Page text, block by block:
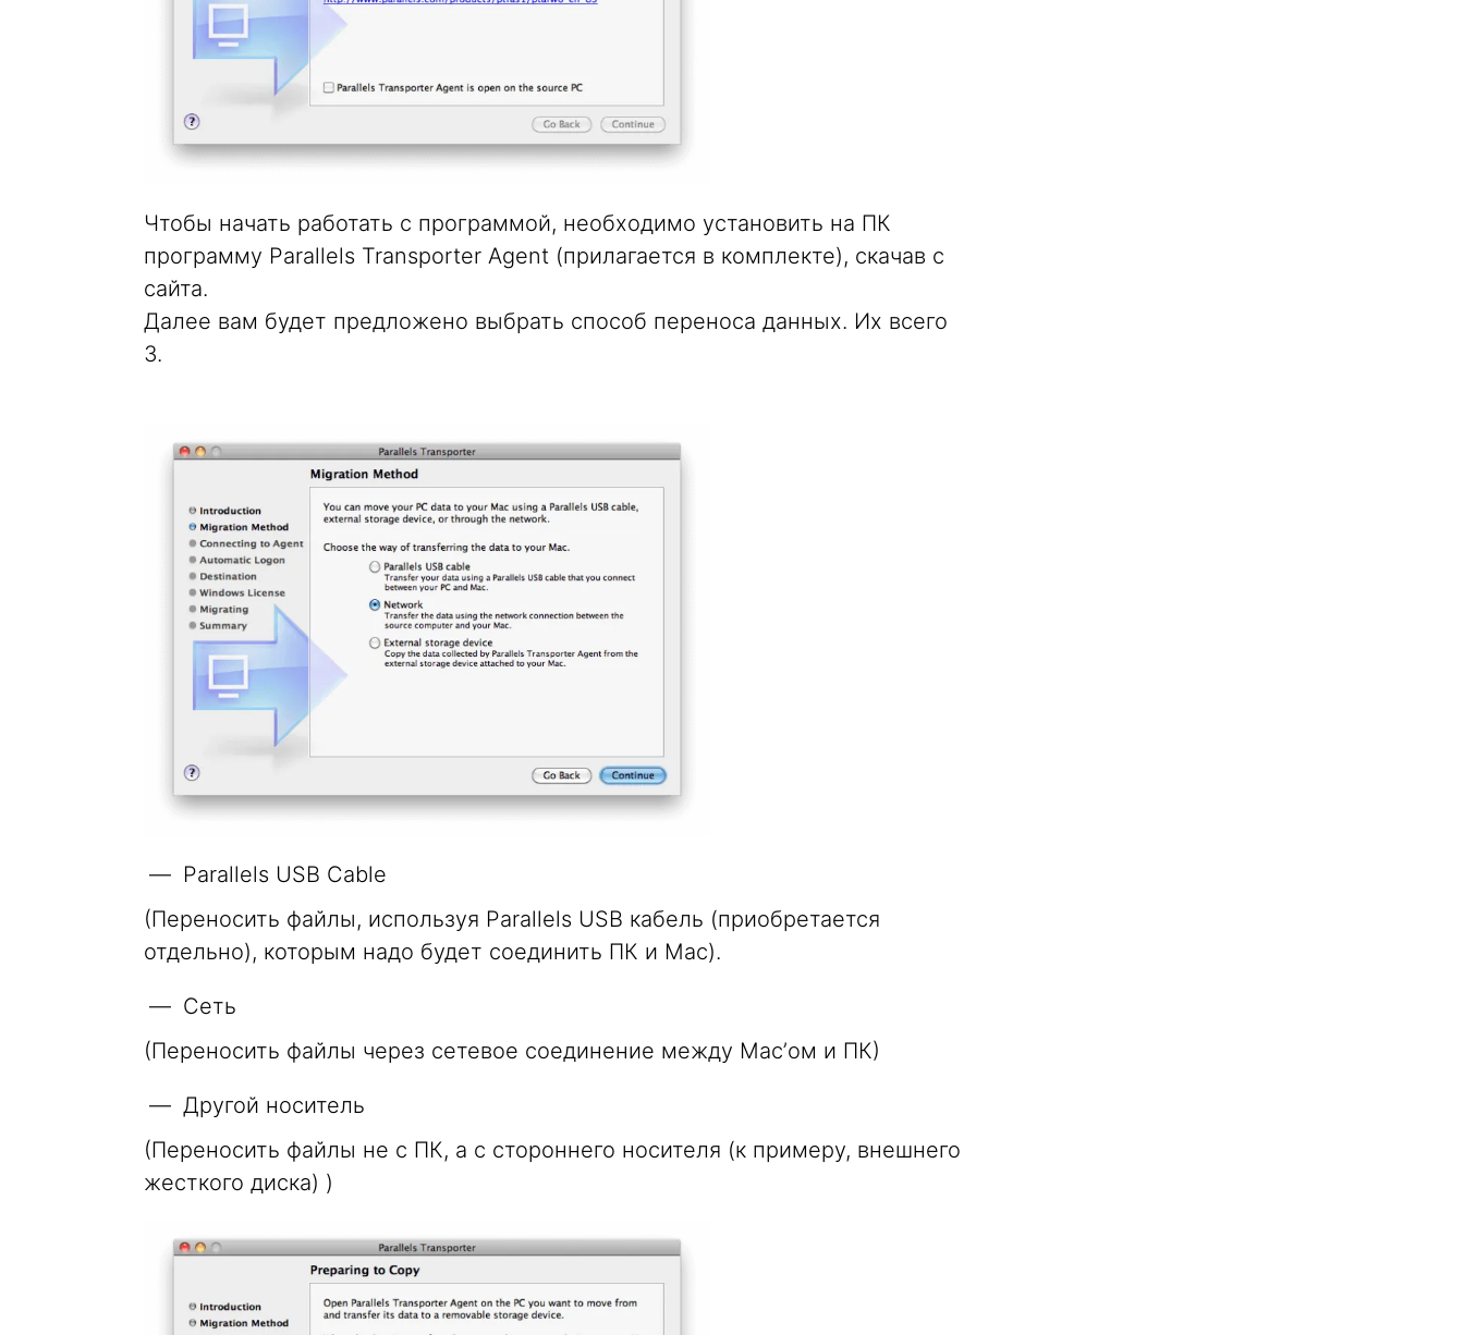
Чтобы начать работать с программой, необходимо установить на ПК
программу Parallels Transporter Agent (прилагается в комплекте), скачав с
сайта.
Далее вам будет предложено выбрать способ переноса данных. Их всего
3.
Parallels USB Cable
(Переносить файлы, используя Parallels USB кабель (приобретается
отдельно), которым надо будет соединить ПК и Mac).
Сеть
(Переносить файлы через сетевое соединение между Mac’ом и ПК)
Другой носитель
(Переносить файлы не с ПК, а с стороннего носителя (к примеру, внешнего
жесткого диска) )